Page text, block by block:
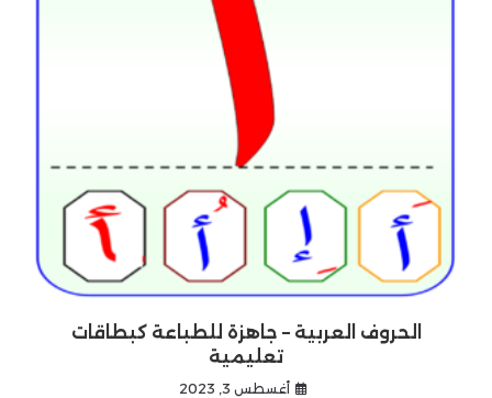
الحروف العربية – جاهزة للطباعة كبطاقات
تعليمية
أغسطس 3, 2023